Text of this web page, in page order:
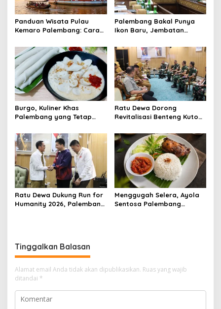
Panduan Wisata Pulau
Kemaro Palembang: Cara
dan Tips Berkunjung
Palembang Bakal Punya
Ikon Baru, Jembatan
Percantik Kawasan
Kambang Iwak
Burgo, Kuliner Khas
Palembang yang Tetap
Sepanjang Masa
Ratu Dewa Dorong
Revitalisasi Benteng Kuto
Wisata dan Edukasi
Ratu Dewa Dukung Run for
Humanity 2026, Palembang
Menggugah Selera, Ayola
Sentosa Palembang
Tinggalkan Balasan
Alamat email Anda tidak akan dipublikasikan. Ruas yang wajib
ditandai *